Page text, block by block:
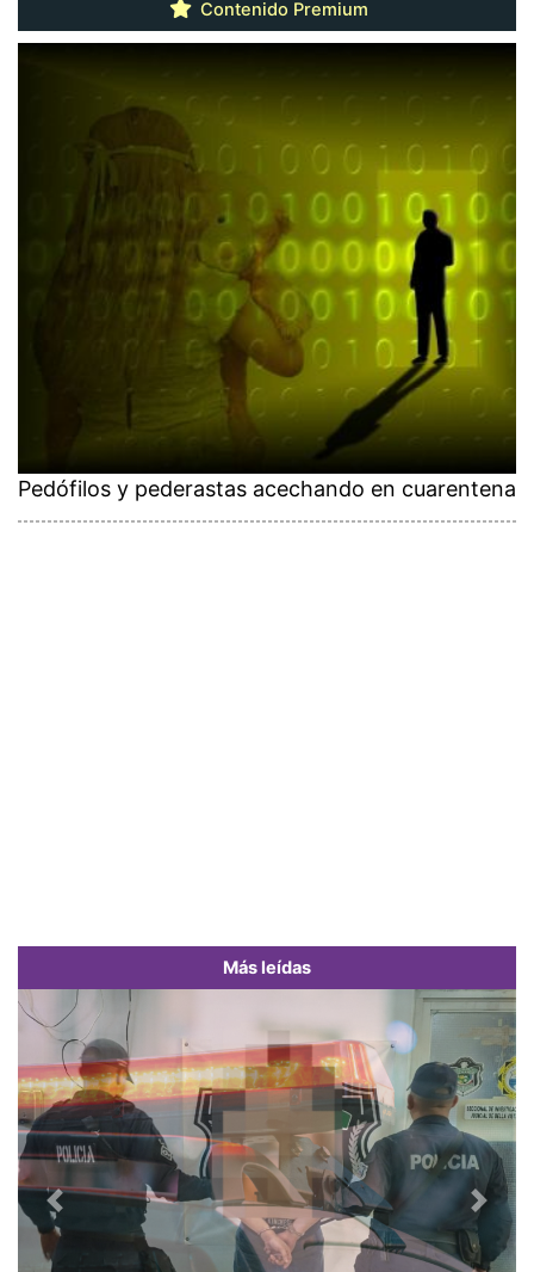
Contenido Premium
Pedófilos y pederastas acechando en cuarentena
Más leídas
Previous Next